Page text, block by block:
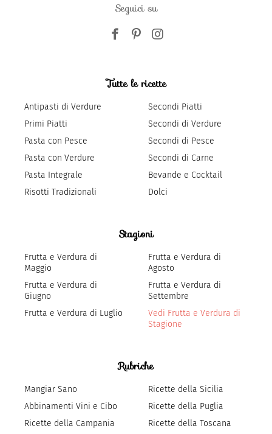
Seguici su
Tutte le ricette
Antipasti di Verdure
Primi Piatti
Pasta con Pesce
Pasta con Verdure
Pasta Integrale
Risotti Tradizionali
Secondi Piatti
Secondi di Verdure
Secondi di Pesce
Secondi di Carne
Bevande e Cocktail
Dolci
Stagioni
Frutta e Verdura di
Maggio
Frutta e Verdura di
Giugno
Frutta e Verdura di Luglio
Frutta e Verdura di
Agosto
Frutta e Verdura di
Settembre
Vedi Frutta e Verdura di
Stagione
Rubriche
Mangiar Sano
Abbinamenti Vini e Cibo
Ricette della Campania
Ricette della Sicilia
Ricette della Puglia
Ricette della Toscana